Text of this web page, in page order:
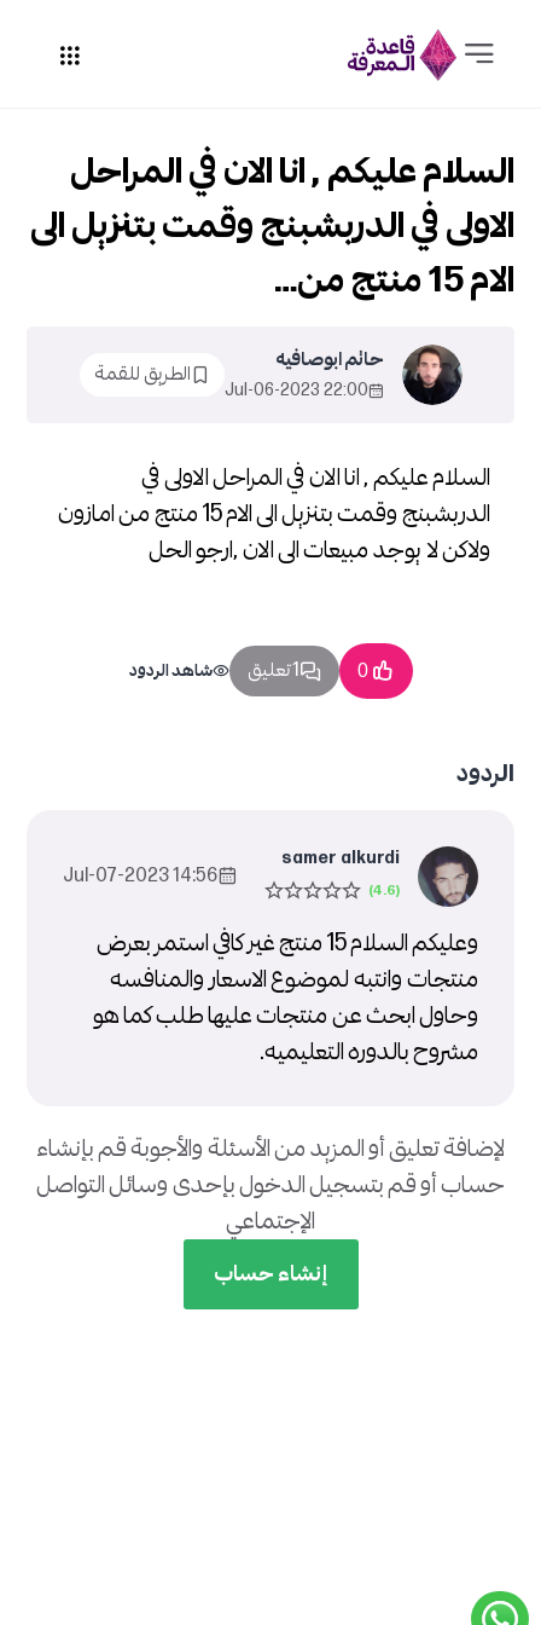
السلام عليكم , انا الان في المراحل الاولى في
الدربشبنج وقمت بتنزيل الى الام 15 منتج من امازون
ولاكن لا يوجد مبيعات الى الان ,ارجو الحل
السلام عليكم , انا الان في المراحل
الاولى في الدربشبنج وقمت بتنزيل الى
الام 15 منتج من…
حاتم ابوصافيه
22:00 2023-Jul-06
الطريق للقمة
0 1 تعليق شاهد الردود
الردود
samer alkurdi
14:56 2023-Jul-07
وعليكم السلام 15 منتج غير كافي استمر بعرض
منتجات وانتبه لموضوع الاسعار والمنافسه
وحاول ابحث عن منتجات عليها طلب كما هو
مشروح بالدوره التعليميه.
لإضافة تعليق أو المزيد من الأسئلة والأجوبة قم بإنشاء
حساب أو قم بتسجيل الدخول بإحدى وسائل التواصل
الإجتماعي
إنشاء حساب